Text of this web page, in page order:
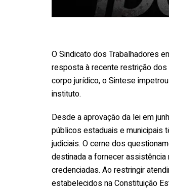
O Sindicato dos Trabalhadores
resposta à recente restrição
corpo jurídico, o Sintese
instituto.
Desde a aprovação da lei em
públicos estaduais e municipais
judiciais. O cerne dos
destinada a fornecer
credenciadas. Ao restringir
estabelecidos na Constituição